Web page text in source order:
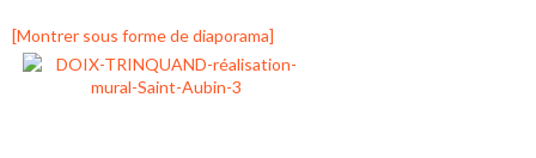
[Montrer sous forme de diaporama]